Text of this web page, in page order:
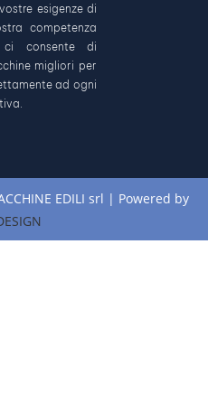
esigenze di
competenza
consente di
migliori per
ad ogni
EDILI srl | Powered by